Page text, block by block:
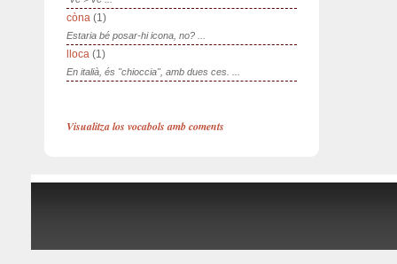
còna (1)
Estaria bé posar-hi icona, no? ...
lloca (1)
En italià, és "chioccia", amb dues ces. ...
Visualitza los vocabols amb coments